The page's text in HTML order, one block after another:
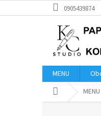
na
0905439874
MENU
DomovMENU